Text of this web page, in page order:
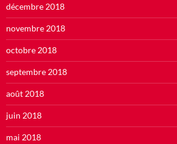
décembre 2018
novembre 2018
octobre 2018
septembre 2018
août 2018
juin 2018
mai 2018